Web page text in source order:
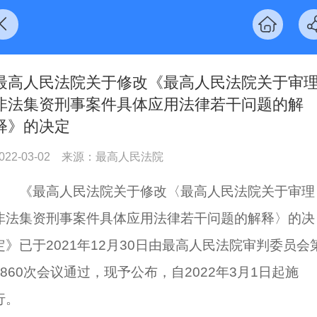
高人民法院关于修改《最高人民法院关于审
法集资刑事案件具体应用法律若干问题的解
》的决定
03-02 来源：最高人民法院
最高人民法院关于修改〈最高人民法院关于审理
法集资刑事案件具体应用法律若干问题的解释〉的决
》已于2021年12月30日由最高人民法院审判委员会
次会议通过，现予公布，自2022年3月1日起施